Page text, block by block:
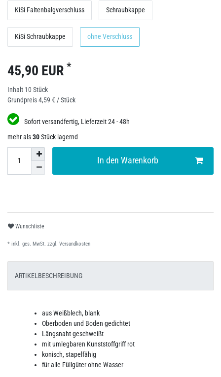
KiSi Faltenbalgverschluss Schraubkappe
KiSi Schraubkappe ohne Verschluss
45,90 EUR *
Inhalt 10 Stück
Grundpreis4,59 € / Stück
Sofort versandfertig, Lieferzeit 24 - 48h
mehr als30Stück lagernd
In den Warenkorb
Wunschliste
* inkl. ges. MwSt. zzgl. Versandkosten
ARTIKELBESCHREIBUNG
aus Weißblech, blank
Oberboden und Boden gedichtet
Längsnaht geschweißt
mit umlegbaren Kunststoffgriff rot
konisch, stapelfähig
für alle Füllgüter ohne Wasser